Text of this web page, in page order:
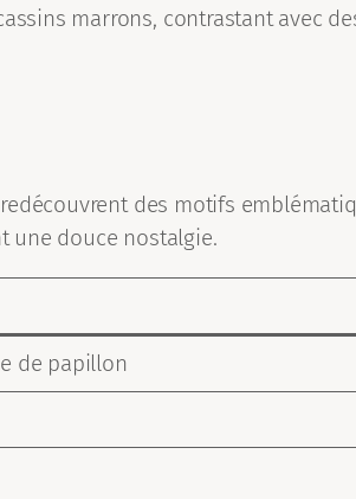
marrons, contrastant avec
des motifs
une douce nostalgie.
de papillon